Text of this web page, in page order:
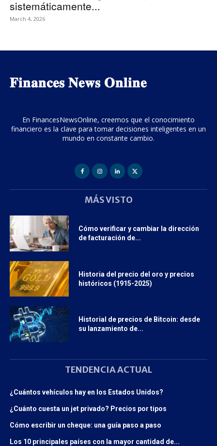
sistemáticamente...
March 4, 2026
𝐅𝐢𝐧𝐚𝐧𝐜𝐞𝐬 𝐍𝐞𝐰𝐬 𝐎𝐧𝐥𝐢𝐧𝐞
En FinancesNewsOnline, creemos que el conocimiento
financiero es la clave para tomar decisiones inteligentes en un
mundo en constante cambio.
MÁS VISTO
Cómo verificar y cambiar la dirección
de facturación de...
Historia del precio del oro y precios
históricos (1915-2025)
Historial de precios de Bitcoin: desde
su lanzamiento de...
TENDENCIA ACTUAL
¿Cuántos vehículos hay en los Estados Unidos?
¿Cuánto cuesta un jet privado? Precios por tipos
Cómo escribir un cheque: una guía paso a paso
Los 10 principales países con la mayor cantidad de...